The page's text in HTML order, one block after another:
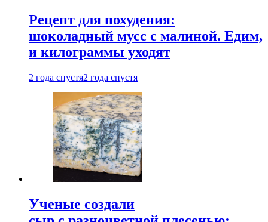
Рецепт для похудения:
шоколадный мусс с малиной. Едим,
и килограммы уходят
2 года спустя2 года спустя
Ученые создали